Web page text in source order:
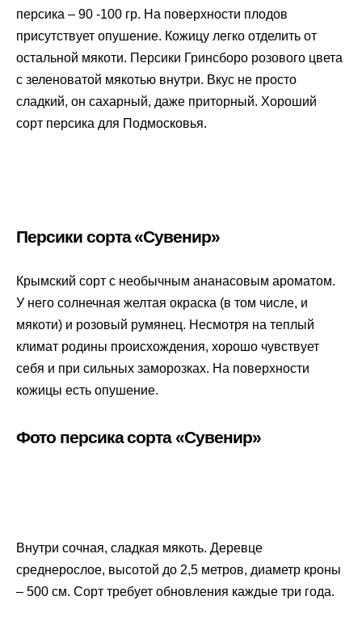
персика – 90 -100 гр. На поверхности плодов
присутствует опушение. Кожицу легко отделить от
остальной мякоти. Персики Гринсборо розового цвета
с зеленоватой мякотью внутри. Вкус не просто
сладкий, он сахарный, даже приторный. Хороший
сорт персика для Подмосковья.
Персики сорта «Сувенир»
Крымский сорт с необычным ананасовым ароматом.
У него солнечная желтая окраска (в том числе, и
мякоти) и розовый румянец. Несмотря на теплый
климат родины происхождения, хорошо чувствует
себя и при сильных заморозках. На поверхности
кожицы есть опушение.
Фото персика сорта «Сувенир»
Внутри сочная, сладкая мякоть. Деревце
среднерослое, высотой до 2,5 метров, диаметр кроны
– 500 см. Сорт требует обновления каждые три года.